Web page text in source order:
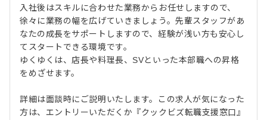
入社後はスキルに合わせた業務からお任せしますので、
徐々に業務の幅を広げていきましょう。先輩スタッフがあ
なたの成長をサポートしますので、経験が浅い方も安心し
てスタートできる環境です。
ゆくゆくは、店長や料理長、SVといった本部職への昇格
をめざせます。
詳細は面談時にご説明いたします。この求人が気になった
方は、エントリーいただくか『クックビズ転職支援窓口』